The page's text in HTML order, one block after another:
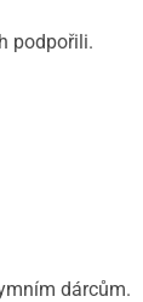
podpořili.
dárcům.